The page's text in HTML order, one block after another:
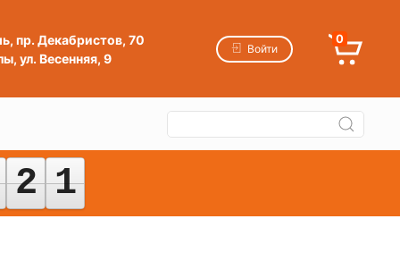
пр. Декабристов, 70
ул. Весенняя, 9
Войти
0
2
2 1
1